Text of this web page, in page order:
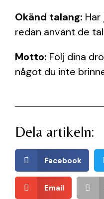
Okänd talang:
redan använt de
Motto: Följ dina
något du inte
Dela artikeln:
Facebook
Email